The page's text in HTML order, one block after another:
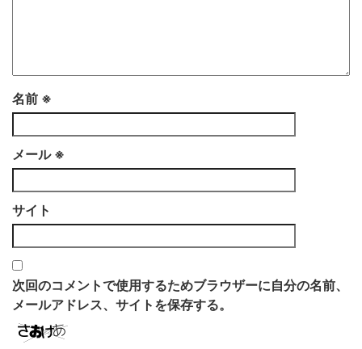
名前 ※
メール ※
サイト
次回のコメントで使用するためブラウザーに自分の名前、
メールアドレス、サイトを保存する。